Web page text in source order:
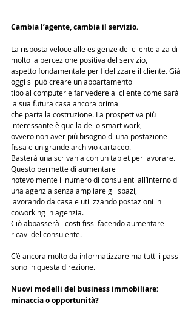
Cambia l’agente, cambia il servizio.
La risposta veloce alle esigenze del cliente alza di
molto la percezione positiva del servizio,
aspetto fondamentale per fidelizzare il cliente. Già
oggi si può creare un appartamento
tipo al computer e far vedere al cliente come sarà
la sua futura casa ancora prima
che parta la costruzione. La prospettiva più
interessante è quella dello smart work,
ovvero non aver più bisogno di una postazione
fissa e un grande archivio cartaceo.
Basterà una scrivania con un tablet per lavorare.
Questo permette di aumentare
notevolmente il numero di consulenti all’interno di
una agenzia senza ampliare gli spazi,
lavorando da casa e utilizzando postazioni in
coworking in agenzia.
Ciò abbasserà i costi fissi facendo aumentare i
ricavi del consulente.
C’è ancora molto da informatizzare ma tutti i passi
sono in questa direzione.
Nuovi modelli del business immobiliare:
minaccia o opportunità?